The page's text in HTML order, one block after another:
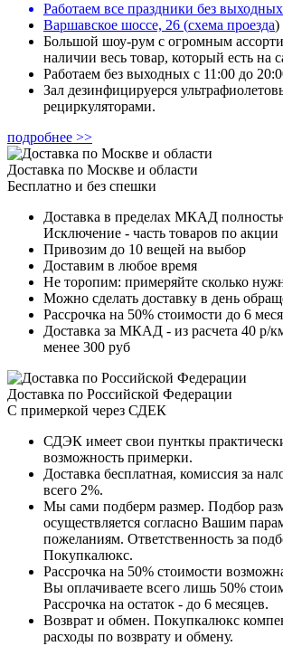
Работаем все праздники без
Варшавское шоссе, 26 (схема проезда)
Большой шоу-рум с огромным
наличии весь товар, который есть на
Работаем без выходных с 11:00 до
Зал дезинфицируерся
рециркуляторами.
подробнее >>
Доставка по Москве и области
Бесплатно и без спешки
Доставка в пределах МКАД
Исключение - часть товаров по акции
Привозим до 10 вещей на выбор
Доставим в любое время
Не торопим: примеряйте сколько
Можно сделать доставку в день
Рассрочка на 50% стоимости до 6
Доставка за МКАД - из расчета 40
менее 300 руб
Доставка по Российской Федерации
С примеркой через СДЕК
СДЭК имеет свои пунткы
возможность примерки.
Доставка бесплатная, комиссия за
всего 2%.
Мы сами подберм размер. Подбор
осуществляется согласно Вашим
пожеланиям. Ответственность за
Покупкалюкс.
Рассрочка на 50% стоимости
Вы оплачиваете всего лишь 50%
Рассрочка на остаток - до 6 месяцев.
Возврат и обмен. Покупкалюкс
расходы по возврату и обмену.